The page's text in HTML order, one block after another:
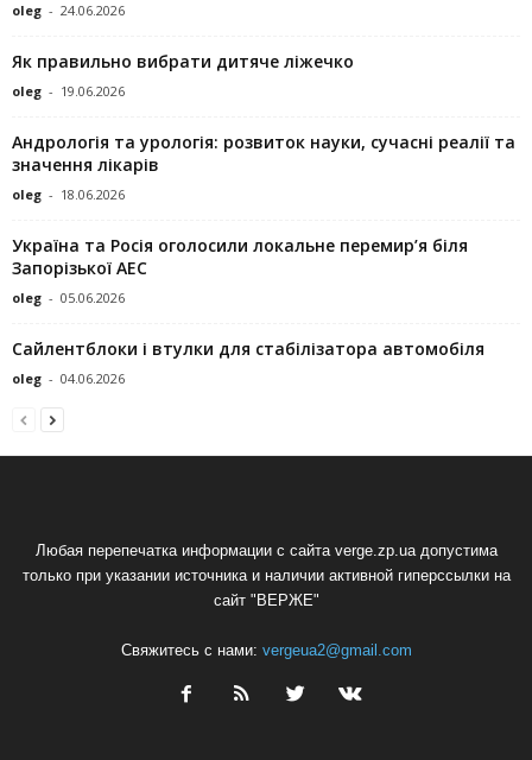
oleg - 24.06.2026
Як правильно вибрати дитяче ліжечко
oleg - 19.06.2026
Андрологія та урологія: розвиток науки, сучасні реалії та
значення лікарів
oleg - 18.06.2026
Україна та Росія оголосили локальне перемир’я біля
Запорізької АЕС
oleg - 05.06.2026
Сайлентблоки і втулки для стабілізатора автомобіля
oleg - 04.06.2026
Любая перепечатка информации с сайта verge.zp.ua допустима
только при указании источника и наличии активной гиперссылки на
сайт "ВЕРЖЕ"
Свяжитесь с нами: vergeua2@gmail.com